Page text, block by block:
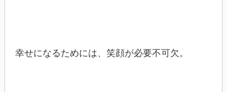
幸せになるためには、笑顔が必要不可欠。